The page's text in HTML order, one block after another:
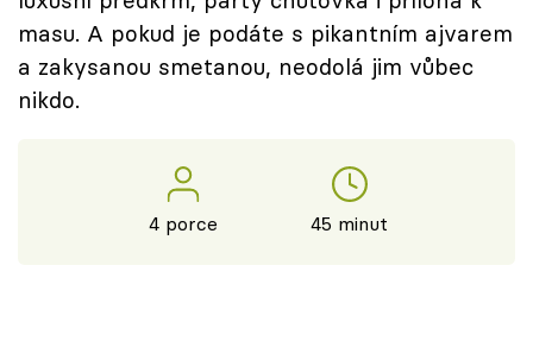
masu. A pokud je podáte s pikantním ajvarem
a zakysanou smetanou, neodolá jim vůbec
nikdo.
4 porce 45 minut